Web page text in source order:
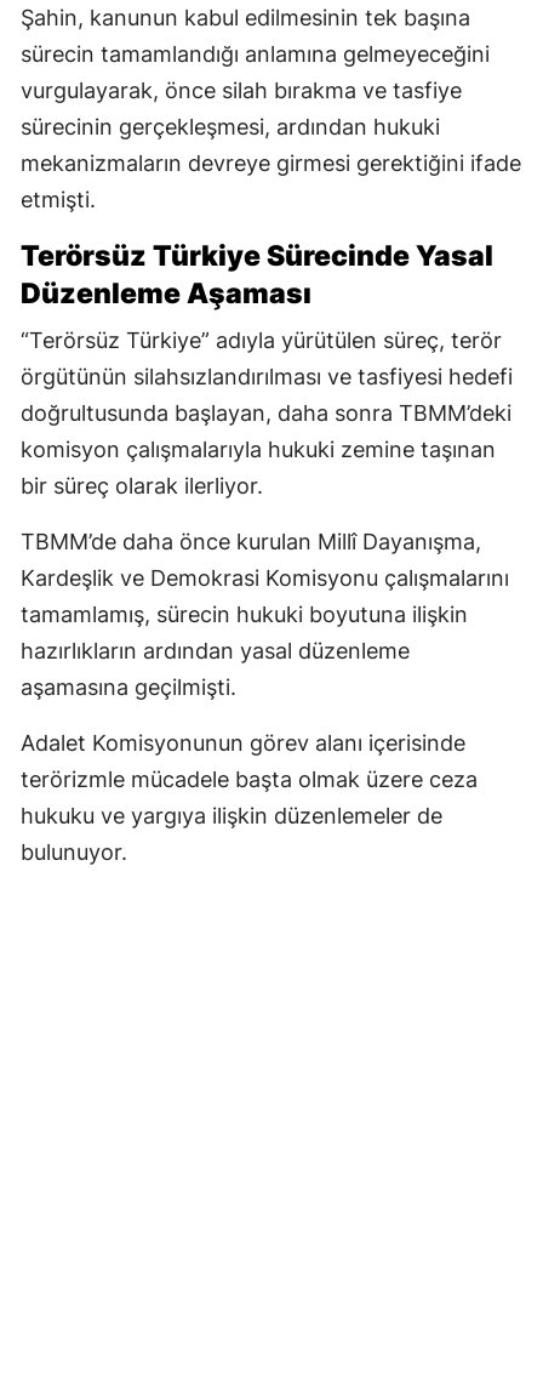
Şahin, kanunun kabul edilmesinin tek başına
sürecin tamamlandığı anlamına gelmeyeceğini
vurgulayarak, önce silah bırakma ve tasfiye
sürecinin gerçekleşmesi, ardından hukuki
mekanizmaların devreye girmesi gerektiğini ifade
etmişti.
Terörsüz Türkiye Sürecinde Yasal
Düzenleme Aşaması
“Terörsüz Türkiye” adıyla yürütülen süreç, terör
örgütünün silahsızlandırılması ve tasfiyesi hedefi
doğrultusunda başlayan, daha sonra TBMM’deki
komisyon çalışmalarıyla hukuki zemine taşınan
bir süreç olarak ilerliyor.
TBMM’de daha önce kurulan Millî Dayanışma,
Kardeşlik ve Demokrasi Komisyonu çalışmalarını
tamamlamış, sürecin hukuki boyutuna ilişkin
hazırlıkların ardından yasal düzenleme
aşamasına geçilmişti.
Adalet Komisyonunun görev alanı içerisinde
terörizmle mücadele başta olmak üzere ceza
hukuku ve yargıya ilişkin düzenlemeler de
bulunuyor.